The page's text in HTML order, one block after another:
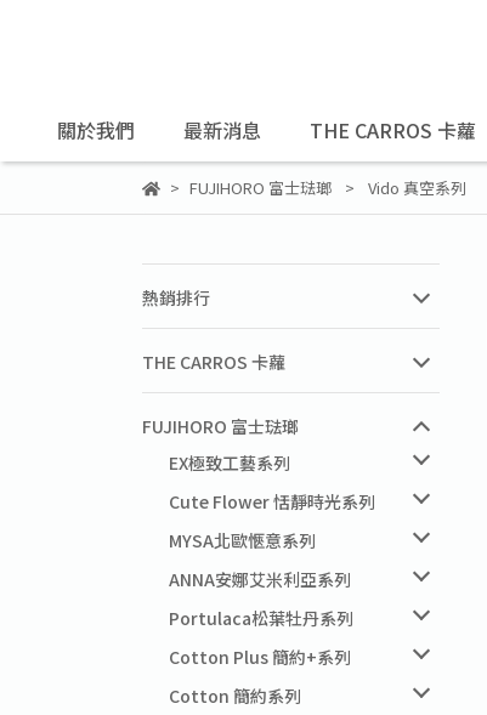
關於我們 最新消息 THE CARROS 卡蘿
FUJIHORO 富士琺瑯 Vido 真空系列
熱銷排行
THE CARROS 卡蘿
FUJIHORO 富士琺瑯
EX極致工藝系列
Cute Flower 恬靜時光系列
MYSA北歐愜意系列
ANNA安娜艾米利亞系列
Portulaca松葉牡丹系列
Cotton Plus 簡約+系列
Cotton 簡約系列